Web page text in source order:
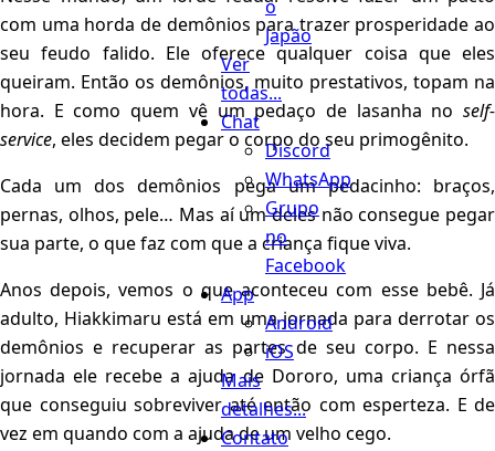
o
Japão
Ver
todas...
Chat
Discord
WhatsApp
Grupo
no
Facebook
App
Android
iOS
Mais
detalhes...
Contato
com uma horda de demônios para trazer prosperidade ao
seu feudo falido. Ele oferece qualquer coisa que eles
queiram. Então os demônios, muito prestativos, topam na
hora. E como quem vê um pedaço de lasanha no self-
service, eles decidem pegar o corpo do seu primogênito.
Cada um dos demônios pega um pedacinho: braços,
pernas, olhos, pele… Mas aí um deles não consegue pegar
sua parte, o que faz com que a criança fique viva.
Anos depois, vemos o que aconteceu com esse bebê. Já
adulto, Hiakkimaru está em uma jornada para derrotar os
demônios e recuperar as partes de seu corpo. E nessa
jornada ele recebe a ajuda de Dororo, uma criança órfã
que conseguiu sobreviver até então com esperteza. E de
vez em quando com a ajuda de um velho cego.